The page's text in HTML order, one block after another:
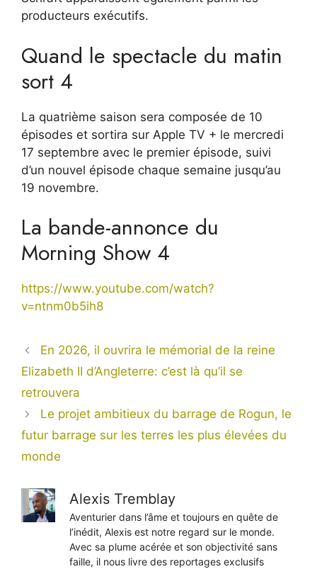
producteurs exécutifs.
Quand le spectacle du matin
sort 4
La quatrième saison sera composée de 10
épisodes et sortira sur Apple TV + le mercredi
17 septembre avec le premier épisode, suivi
d’un nouvel épisode chaque semaine jusqu’au
19 novembre.
La bande-annonce du
Morning Show 4
https://www.youtube.com/watch?
v=ntnm0b5ih8
En 2026, il ouvrira le mémorial de la reine
Elizabeth II d’Angleterre: c’est là qu’il se
retrouvera
Le projet ambitieux du barrage de Rogun, le
futur barrage sur les terres les plus élevées du
monde
Alexis Tremblay
Aventurier dans l’âme et toujours en quête de
l’inédit, Alexis est notre regard sur le monde.
Avec sa plume acérée et son objectivité sans
faille, il nous livre des reportages exclusifs